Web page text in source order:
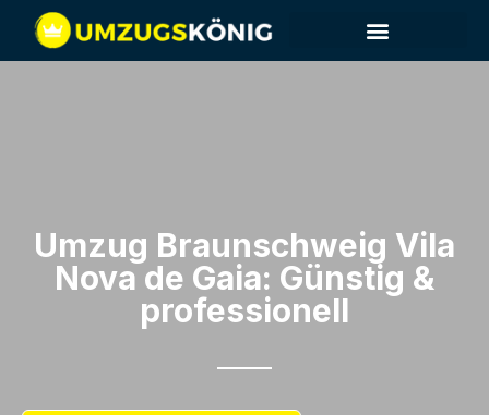
Umzug Braunschweig​ Vila
Nova de Gaia: Günstig &
professionell​